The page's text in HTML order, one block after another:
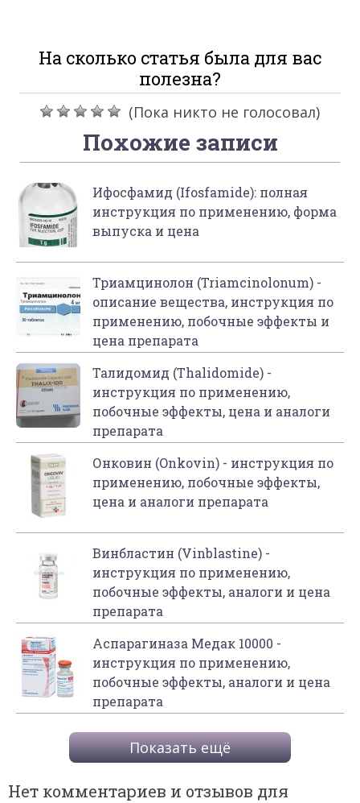
На сколько статья была для вас
полезна?
(Пока никто не голосовал)
Похожие записи
Ифосфамид (Ifosfamide): полная
инструкция по применению, форма
выпуска и цена
Триамцинолон (Triamcinolonum) -
описание вещества, инструкция по
применению, побочные эффекты и
цена препарата
Талидомид (Thalidomide) -
инструкция по применению,
побочные эффекты, цена и аналоги
препарата
Онковин (Onkovin) - инструкция по
применению, побочные эффекты,
цена и аналоги препарата
Винбластин (Vinblastine) -
инструкция по применению,
побочные эффекты, аналоги и цена
препарата
Аспарагиназа Медак 10000 -
инструкция по применению,
побочные эффекты, аналоги и цена
препарата
Показать ещё
Нет комментариев и отзывов для